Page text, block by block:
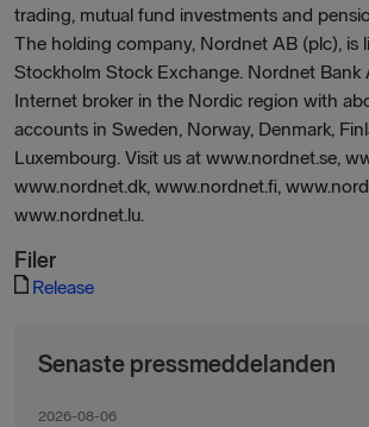
trading, mutual fund investments and
The holding company, Nordnet AB (plc), is
Stockholm Stock Exchange. Nordnet Bank
Internet broker in the Nordic region with
accounts in Sweden, Norway, Denmark,
Luxembourg. Visit us at www.nordnet.se,
www.nordnet.dk, www.nordnet.fi,
www.nordnet.lu.
Filer
Release
Senaste pressmeddelanden
2026-08-06